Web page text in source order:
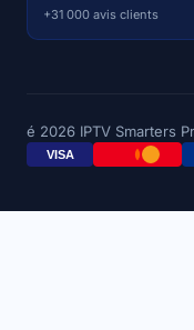
+31 000 avis clients
é 2026 IPTV Smarters
VISA